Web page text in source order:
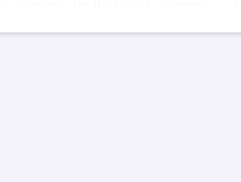
درمانی بیماران مراجعه کننده به دکتر بوده است.